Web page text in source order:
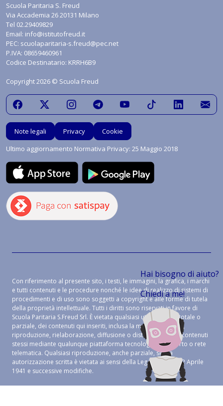
Hai bisogno di aiuto?
Chiedi a me!
Scuola Paritaria S. Freud
Via Accademia 26 20131 Milano
Tel 02.29409829
Email: info@istitutofreud.it
PEC: scuolaparitaria-s.freud@pec.net
P.IVA: 08659460961
Codice Destinatario: KRRH6B9
Copyright 2026 © Scuola Freud
Note legali Privacy
Cookie
Ultimo aggiornamento Normativa Privacy: 25 Maggio 2018
Con riferimento al presente sito, i testi, le immagini, la grafica, i marchi
e tutti contenuti e le procedure nonché le idee di realizzo di sistemi di
procedimenti e di uso sono soggetti a copyright e alle forme di tutela
della proprietà intellettuale. Tutti i diritti sono riservati in favore di
Scuola Paritaria S.Freud Srl. È vietata qualsiasi utilizzazione, totale o
parziale, dei contenuti qui inseriti, inclusa la memorizzazione,
riproduzione, rielaborazione, diffusione o distribuzione dei contenuti
stessi mediante qualunque piattaforma tecnologica, supporto o rete
telematica. Qualsiasi riproduzione, anche parziale, senza
autorizzazione scritta è vietata ai sensi della Legge 633 del 22 Aprile
1941 e successive modifiche.
CREDITS:ALEIDE WEB AGENCY